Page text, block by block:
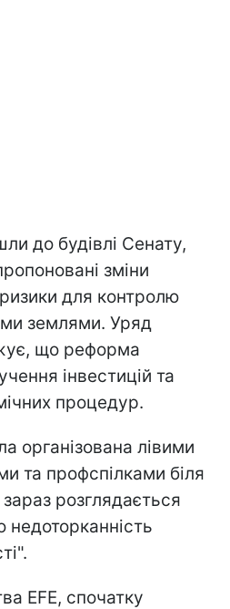
до будівлі Сенату,
зміни
для контролю
землями. Уряд
що реформа
інвестицій та
процедур.
організована лівими
та профспілками біля
розглядається
недоторканність
EFE, спочатку